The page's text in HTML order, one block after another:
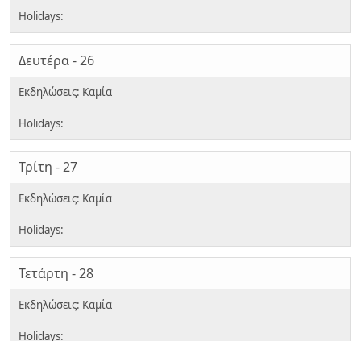
Δευτέρα - 26
Τρίτη - 27
Τετάρτη - 28